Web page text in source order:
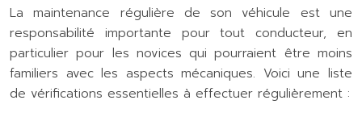
La maintenance régulière de son véhicule est une
responsabilité importante pour tout conducteur, en
particulier pour les novices qui pourraient être moins
familiers avec les aspects mécaniques. Voici une liste
de vérifications essentielles à effectuer régulièrement :